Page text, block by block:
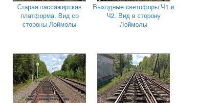
Старая пассажирская
платформа. Вид со
стороны Лоймолы
Выходные светофоры Ч1 и
Ч2. Вид в сторону
Лоймолы